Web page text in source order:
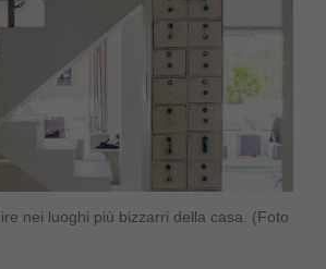
nei luoghi più bizzarri della casa. (Foto